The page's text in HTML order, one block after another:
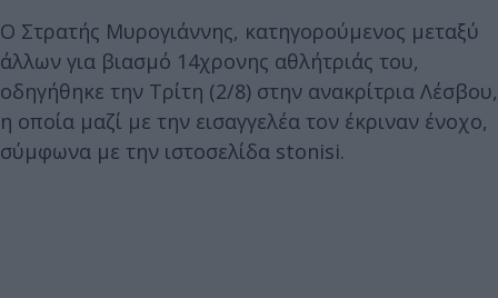
Ο Στρατής Μυρογιάννης, κατηγορούμενος μεταξύ
άλλων για βιασμό 14χρονης αθλήτριάς του,
οδηγήθηκε την Τρίτη (2/8) στην ανακρίτρια Λέσβου,
η οποία μαζί με την εισαγγελέα τον έκριναν ένοχο,
σύμφωνα με την ιστοσελίδα stonisi.